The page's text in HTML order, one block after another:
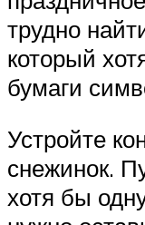
трудно
который
бумаги
Устройте
снежинок.
хотя бы